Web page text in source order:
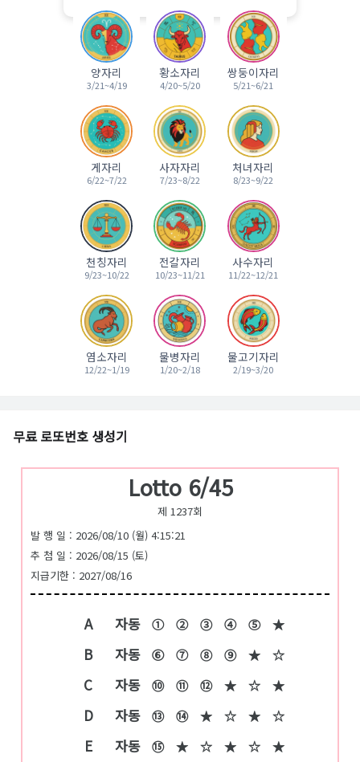
양자리
3/21~4/19
황소자리
4/20~5/20
쌍둥이자리
5/21~6/21
게자리
6/22~7/22
사자자리
7/23~8/22
처녀자리
8/23~9/22
천칭자리
9/23~10/22
전갈자리
10/23~11/21
사수자리
11/22~12/21
염소자리
12/22~1/19
물병자리
1/20~2/18
물고기자리
2/19~3/20
무료 로또번호 생성기
Lotto 6/45
제 1237회
발 행 일 : 2026/08/10 (월) 4:15:21
추 첨 일 : 2026/08/15 (토)
지급기한 : 2027/08/16
A 자동 ① ② ③ ④ ⑤ ★
B 자동 ⑥ ⑦ ⑧ ⑨ ★ ☆
C 자동 ⑩ ⑪ ⑫ ★ ☆ ★
D 자동 ⑬ ⑭ ★ ☆ ★ ☆
E 자동 ⑮ ★ ☆ ★ ☆ ★